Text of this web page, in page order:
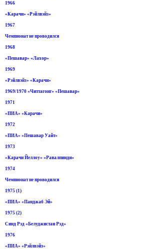
1966
«Карачи» «Рэйлвэйз»
1967
Чемпионат не проводился
1968
«Пешавар» «Лахор»
1969
«Рэйлвэйз» «Карачи»
1969/1970 «Читтагонг» «Пешавар»
1971
«ПИА» «Карачи»
1972
«ПИА» «Пешавар Уайт»
1973
«Карачи Йеллоу» «Равалпинди»
1974
Чемпионат не проводился
1975 (1)
«ПИА» «Панджаб Эй»
1975 (2)
Синд Рэд «Белуджистан Рэд»
1976
«ПИА» «Рэйлвэйз»